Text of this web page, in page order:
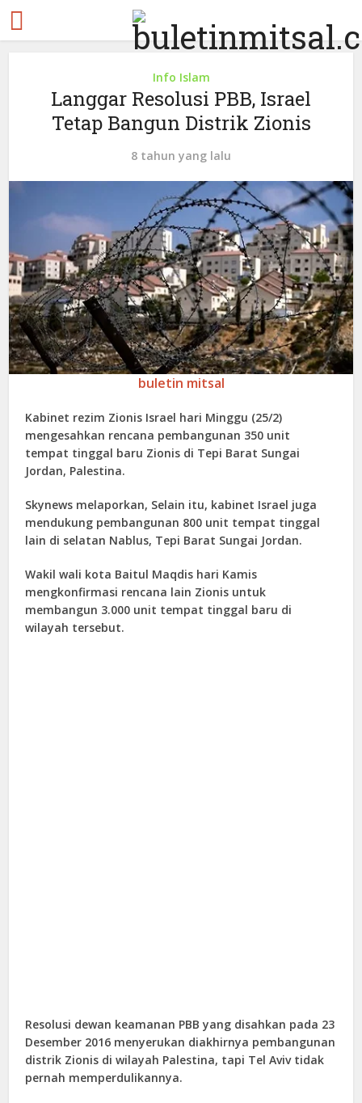
Info Islam
Langgar Resolusi PBB, Israel
Tetap Bangun Distrik Zionis
8 tahun yang lalu
buletin mitsal
Kabinet rezim Zionis Israel hari Minggu (25/2)
mengesahkan rencana pembangunan 350 unit
tempat tinggal baru Zionis di Tepi Barat Sungai
Jordan, Palestina.
Skynews melaporkan, Selain itu, kabinet Israel juga
mendukung pembangunan 800 unit tempat tinggal
lain di selatan Nablus, Tepi Barat Sungai Jordan.
Wakil wali kota Baitul Maqdis hari Kamis
mengkonfirmasi rencana lain Zionis untuk
membangun 3.000 unit tempat tinggal baru di
wilayah tersebut.
Resolusi dewan keamanan PBB yang disahkan pada 23
Desember 2016 menyerukan diakhirnya pembangunan
distrik Zionis di wilayah Palestina, tapi Tel Aviv tidak
pernah memperdulikannya.